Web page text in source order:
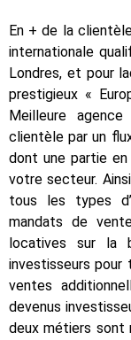
En + de la
internationale
Londres, et pour
prestigieux «
Meilleure
clientèle par un
dont une partie en
votre secteur.
tous les types
mandats de
locatives sur la
investisseurs pour
ventes
devenus
deux métiers sont